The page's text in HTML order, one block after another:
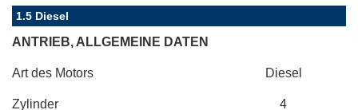
1.5 Diesel
ANTRIEB, ALLGEMEINE DATEN
Art des Motors Diesel
Zylinder 4